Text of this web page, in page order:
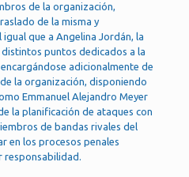
de la organización,
de la misma y
que a Angelina Jordán, la
puntos dedicados a la
adicionalmente de
la organización, disponiendo
Emmanuel Alejandro Meyer
la planificación de ataques con
de bandas rivales del
en los procesos penales
responsabilidad.